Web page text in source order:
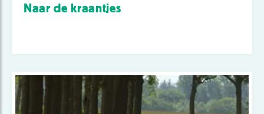
Naar de kraantjes